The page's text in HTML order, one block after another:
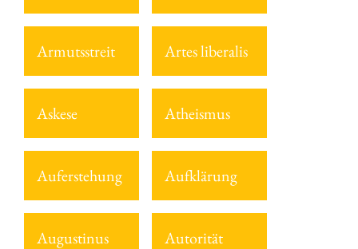
Armutsstreit Artes liberalis
Askese Atheismus
Auferstehung Aufklärung
Augustinus Autorität